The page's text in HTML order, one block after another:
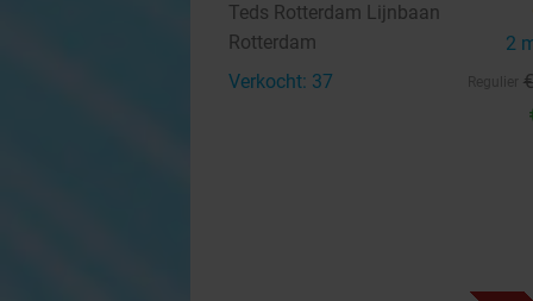
Teds Rotterdam Lijnbaan
Rotterdam 2
Verkocht: 37